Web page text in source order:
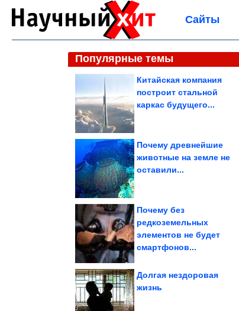
Сайты
Популярные темы
Китайская компания
построит стальной
каркас будущего...
Почему древнейшие
животные на земле не
оставили...
Почему без
редкоземельных
элементов не будет
смартфонов...
Долгая нездоровая
жизнь